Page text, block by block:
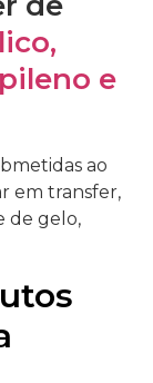
e
ao
em transfer,
de gelo,